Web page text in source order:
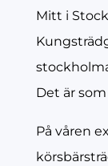
Mitt i
Det är
På våren